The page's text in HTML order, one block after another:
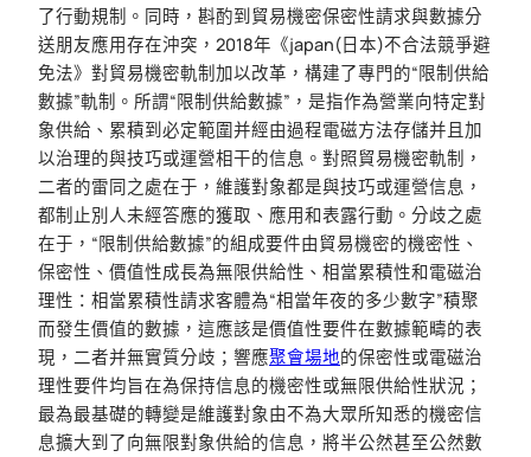
了行動規制。同時，斟酌到貿易機密保密性請求與數據分
送朋友應用存在沖突，2018年《japan(日本)不合法競爭避
免法》對貿易機密軌制加以改革，構建了專門的“限制供給
數據”軌制。所謂“限制供給數據”，是指作為營業向特定對
象供給、累積到必定範圍并經由過程電磁方法存儲并且加
以治理的與技巧或運營相干的信息。對照貿易機密軌制，
二者的雷同之處在于，維護對象都是與技巧或運營信息，
都制止別人未經答應的獲取、應用和表露行動。分歧之處
在于，“限制供給數據”的組成要件由貿易機密的機密性、
保密性、價值性成長為無限供給性、相當累積性和電磁治
理性：相當累積性請求客體為“相當年夜的多少數字”積聚
而發生價值的數據，這應該是價值性要件在數據範疇的表
現，二者并無實質分歧；響應聚會場地的保密性或電磁治
理性要件均旨在為保持信息的機密性或無限供給性狀況；
最為最基礎的轉變是維護對象由不為大眾所知悉的機密信
息擴大到了向無限對象供給的信息，將半公然甚至公然數